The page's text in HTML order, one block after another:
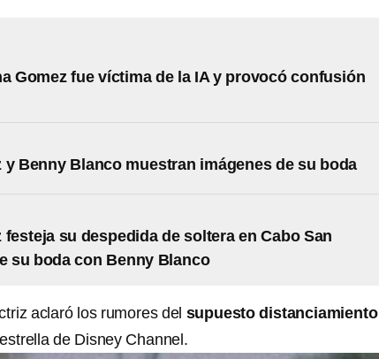
Gomez fue víctima de la IA y provocó confusión
y Benny Blanco muestran imágenes de su boda
festeja su despedida de soltera en Cabo San
su boda con Benny Blanco
aclaró los rumores del supuesto distanciamiento
de Disney Channel.